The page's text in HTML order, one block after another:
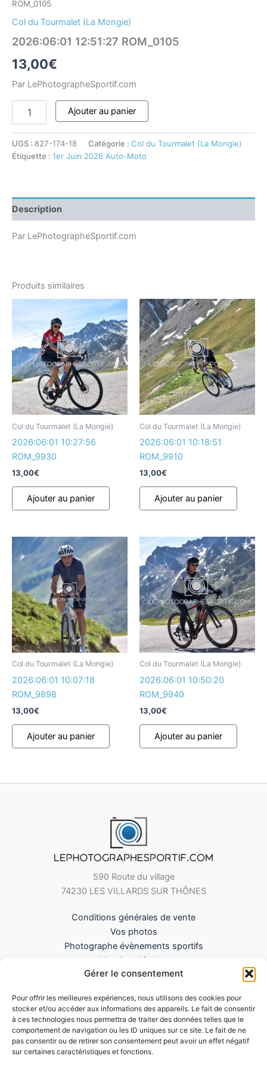
Gérer le consentement
Pour offrir les meilleures expériences, nous utilisons des cookies pour
stocker et/ou accéder aux informations des appareils. Le fait de consentir
à ces technologies nous permettra de traiter des données telles que le
comportement de navigation ou les ID uniques sur ce site. Le fait de ne
pas consentir ou de retirer son consentement peut avoir un effet négatif
sur certaines caractéristiques et fonctions.
ROM_0105
Col du Tourmalet (La Mongie)
2026:06:01 12:51:27 ROM_0105
13,00€
Par LePhotographeSportif.com
Ajouter au panier
UGS : 827-174-18 Catégorie : Col du Tourmalet (La Mongie)
Étiquette : 1er Juin 2026 Auto-Moto
Description
Par LePhotographeSportif.com
Produits similaires
Col du Tourmalet (La Mongie)
2026:06:01 10:27:56
ROM_9930
13,00€
Ajouter au panier
Col du Tourmalet (La Mongie)
2026:06:01 10:18:51
ROM_9910
13,00€
Ajouter au panier
Col du Tourmalet (La Mongie)
2026:06:01 10:07:18
ROM_9898
13,00€
Ajouter au panier
Col du Tourmalet (La Mongie)
2026:06:01 10:50:20
ROM_9940
13,00€
Ajouter au panier
590 Route du village
74230 LES VILLARDS SUR THÔNES
Conditions générales de vente
Vos photos
Photographe évènements sportifs
Mentions légales
Mes Téléchargements
Politique de cookies (UE)